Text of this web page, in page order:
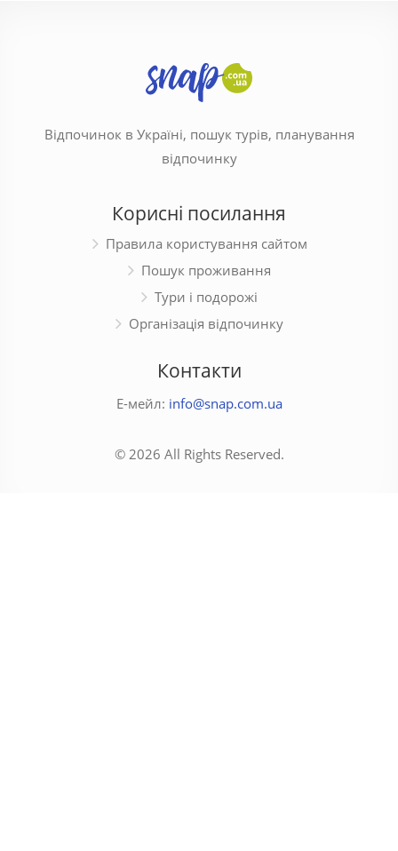
Відпочинок в Україні, пошук турів, планування
відпочинку
Корисні посилання
Правила користування сайтом
Пошук проживання
Тури і подорожі
Організація відпочинку
Контакти
Е-мейл: info@snap.com.ua
© 2026 All Rights Reserved.